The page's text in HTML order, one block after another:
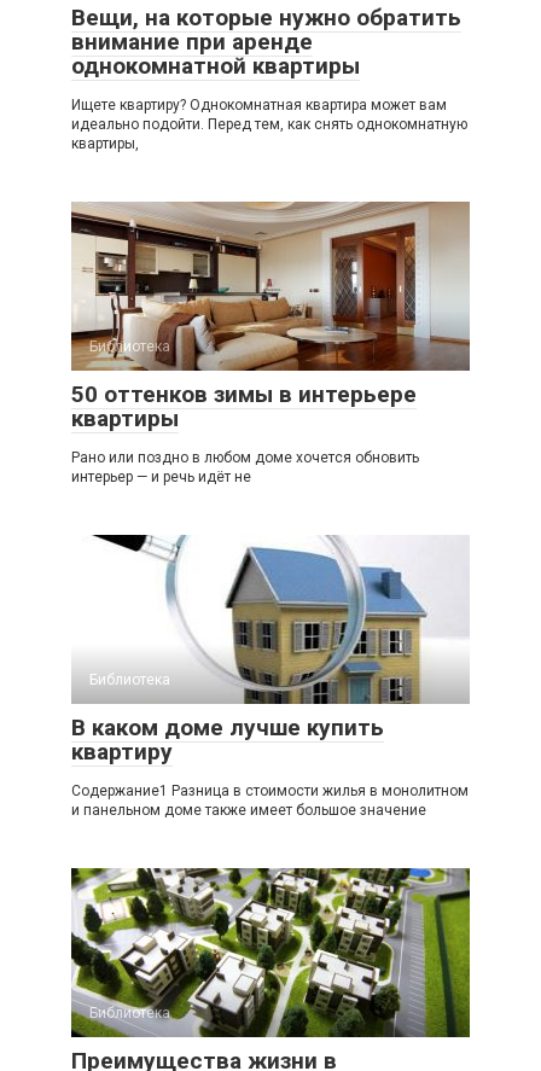
Вещи, на которые нужно обратить
внимание при аренде
однокомнатной квартиры
Ищете квартиру? Однокомнатная квартира может вам
идеально подойти. Перед тем, как снять однокомнатную
квартиры,
Библиотека
50 оттенков зимы в интерьере
квартиры
Рано или поздно в любом доме хочется обновить
интерьер — и речь идёт не
Библиотека
В каком доме лучше купить
квартиру
Содержание1 Разница в стоимости жилья в монолитном
и панельном доме также имеет большое значение
Библиотека
Преимущества жизни в